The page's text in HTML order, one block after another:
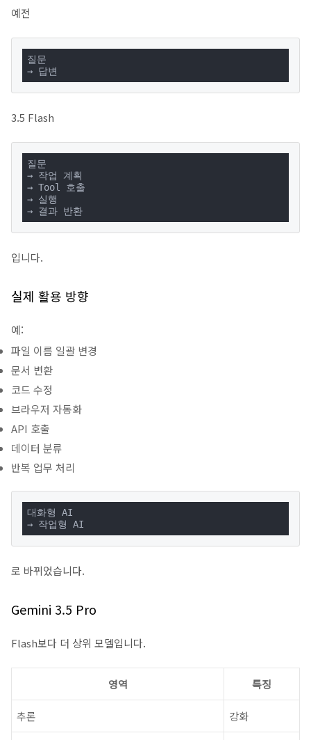
예전
질문
→ 답변
3.5 Flash
질문
→ 작업 계획
→ Tool 호출
→ 실행
→ 결과 반환
입니다.
실제 활용 방향
예:
파일 이름 일괄 변경
문서 변환
코드 수정
브라우저 자동화
API 호출
데이터 분류
반복 업무 처리
대화형 AI
→ 작업형 AI
로 바뀌었습니다.
Gemini 3.5 Pro
Flash보다 더 상위 모델입니다.
영역 특징
추론 강화